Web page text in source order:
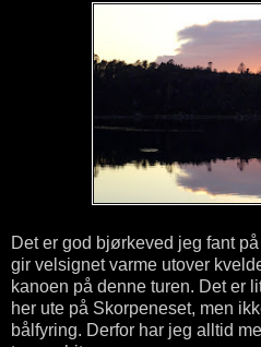
Det er god bjørkeved jeg fant
gir velsignet varme utover
kanoen på denne turen. Det er
her ute på Skorpeneset, men
bålfyring. Derfor har jeg alltid